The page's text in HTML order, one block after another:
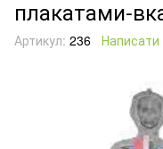
плакатами-
Артикул: 236 Написати